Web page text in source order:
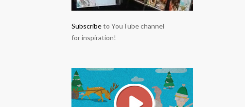
Subscribeto YouTube channel
for inspiration!